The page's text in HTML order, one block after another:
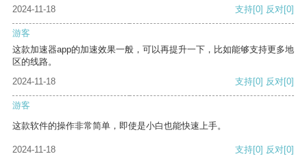
2024-11-18 支持[0] 反对[0]
游客
这款加速器app的加速效果一般，可以再提升一下，比如能够支持更多地
区的线路。
2024-11-18
支持[0] 反对[0]
游客
这款软件的操作非常简单，即使是小白也能快速上手。
2024-11-18 支持[0] 反对[0]